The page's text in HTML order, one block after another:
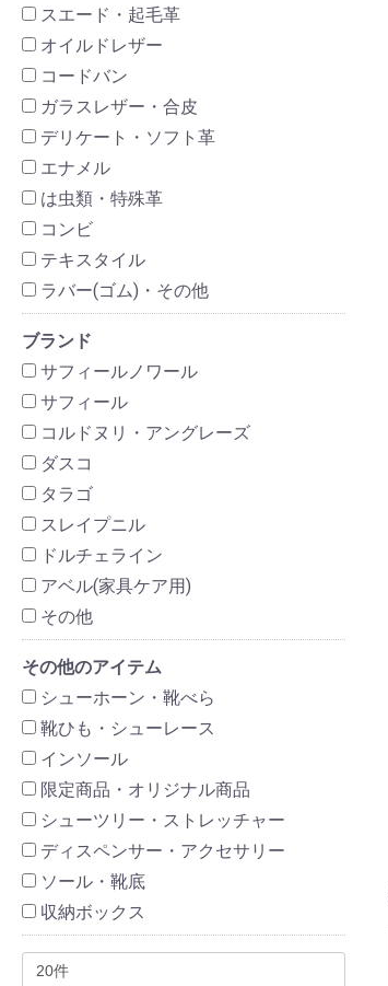
スエード・起毛革
オイルドレザー
コードバン
ガラスレザー・合皮
デリケート・ソフト革
エナメル
は虫類・特殊革
コンビ
テキスタイル
ラバー(ゴム)・その他
ブランド
サフィールノワール
サフィール
コルドヌリ・アングレーズ
ダスコ
タラゴ
スレイプニル
ドルチェライン
アベル(家具ケア用)
その他
その他のアイテム
シューホーン・靴べら
靴ひも・シューレース
インソール
限定商品・オリジナル商品
シューツリー・ストレッチャー
ディスペンサー・アクセサリー
ソール・靴底
収納ボックス